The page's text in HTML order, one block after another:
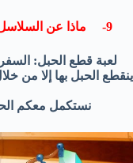
9- ماذا عن السلاسل والشفرات الموجودين باللعبة؟
لعبة قطع الحبل:
ينقطع الحبل بها إلا من
نستكمل معكم